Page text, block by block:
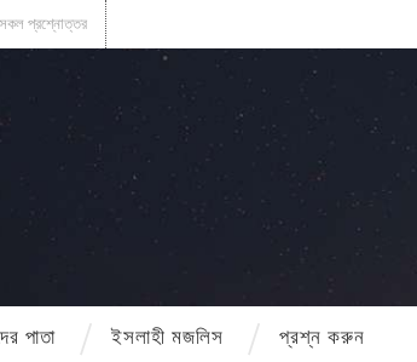
সকল প্রশ্নোত্তর
পাতা ইসলাহী মজলিস প্রশ্ন করুন